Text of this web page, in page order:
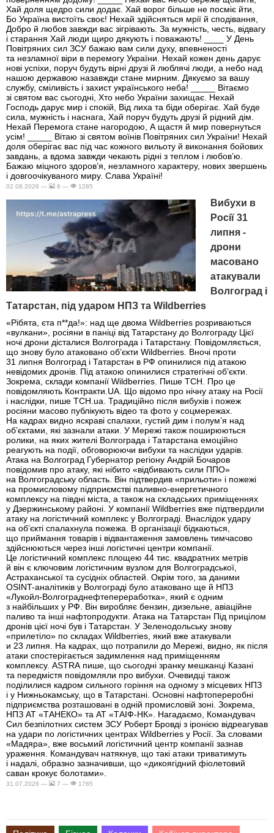
Хай доля щедро сили додає. Хай ворог більше не посміє йти,
Бо Україна вистоїть своє! Нехай здійсняться мрії й сподівання,
Добро й любов завжди вас зігрівають. За мужність, честь, відвагу
і старання Хай люди щиро дякують і поважають! ____ У День
Повітряних сил ЗСУ бажаю вам сили духу, впевненості
та незламної віри в перемогу України. Нехай кожен день дарує
нові успіхи, поруч будуть вірні друзі й люблячі люди, а небо над
нашою державою назавжди стане мирним. Дякуємо за вашу
службу, сміливість і захист українського неба! _____ Вітаємо
зі святом вас сьогодні, Хто небо України захищає. Нехай
Господь дарує мир і спокій, Від лиха та біди оберігає. Хай буде
сила, мужність і наснага, Хай поруч будуть друзі й рідний дім.
Нехай Перемога стане нагородою, А щастя й мир повернуться
усім! _____ Вітаю зі святом воїнів Повітряних сил України! Нехай
доля оберігає вас під час кожного вильоту й виконання бойових
завдань, а вдома завжди чекають рідні з теплом і любов’ю.
Бажаю міцного здоров’я, незламного характеру, нових звершень
і довгоочікуваного миру. Слава Україні!
02.08.2026 — 6 — 1285
Вибухи в
Росії 31
липня -
дрони
масовано
атакували
Волгоград і
Татарстан, під ударом НПЗ та Wildberries
«Рібята, єта п**да!»: над ще двома Wildberries розриваються
«вулкани», росіяни в паніці від Татарстану до Волгограду Цієї
ночі дрони дісталися Волгограда і Татарстану. Повідомляється,
що знову було атаковано об’єкти Wildberries. Вночі проти
31 липня Волгоград і Татарстан в РФ опинилися під атакою
невідомих дронів. Під атакою опинилися стратегічні об’єкти.
Зокрема, склади компанії Wildberries. Пише ТСН. Про це
повідомляють Контракти.UA. Що відомо про нічну атаку на Росії
і наслідки, пише ТСН.ua. Традиційно після вибухів і пожеж
росіяни масово публікують відео та фото у соцмережах.
На кадрах видно яскраві спалахи, густий дим і полум’я над
об’єктами, які зазнали атаки. У Мережі також поширюються
ролики, на яких жителі Волгограда і Татарстана емоційно
реагують на події, обговорюючи вибухи та наслідки ударів.
Атака на Волгоград Губернатор регіону Андрій Бочаров
повідомив про атаку, які нібито «відбивають сили ППО»
на Волгоградську область. Він підтвердив «прильоти» і пожежі
на промисловому підприємстві паливно-енергетичного
комплексу на півдні міста, а також на складських приміщеннях
у Дзержинському районі. У компанії Wildberries вже підтвердили
атаку на логістичний комплекс у Волгограді. Внаслідок удару
на об’єкті спалахнула пожежа. В організації бідкаються,
що приймання товарів і відвантаження замовлень тимчасово
здійснюються через інші логістичні центри компанії.
Це логістичний комплекс площею 44 тис. квадратних метрів
й він є ключовим логістичним вузлом для Волгоградської,
Астраханської та сусідніх областей. Окрім того, за даними
OSINT-аналітиків у Волгограді було атаковано ще й НПЗ
«Лукойл-Волгограднефтепереработка», який є одним
з найбільших у РФ. Він виробляє бензин, дизельне, авіаційне
паливо та інші нафтопродукти. Атака на Татарстан Під прицілом
дронів цієї ночі був і Татарстан. У Зеленодольську знову
«прилетіло» по складах Wildberries, який вже атакували
и 23 липня. На кадрах, що потрапили до Мережі, видно, як після
атаки спостерігається задимлення над приміщенням
комплексу. ASTRA пише, що сьогодні зранку мешканці Казані
та передмістя повідомляли про вибухи. Очевидці також
поділилися кадром сильного горіння на одному з місцевих НПЗ
і у Нижньокамську, що в Татарстані. Основні нафтопереробні
підприємства розташовані в одній промисловій зоні. Зокрема,
НПЗ АТ «ТАНЕКО» та АТ «ТАІФ-НК». Нагадаємо, Командувач
Сил безпілотних систем ЗСУ Роберт Бровді з іронією відреагував
на удари по логістичних центрах Wildberries у Росії. За словами
«Мадяра», вже восьмий логістичний центр компанії зазнав
ураження. Командувач натякнув, що такі атаки триватимуть
і надалі, образно зазначивши, що «дикоягідний фіолетовий
саван крокує болотами».
31.07.2026 — 7 — 1785